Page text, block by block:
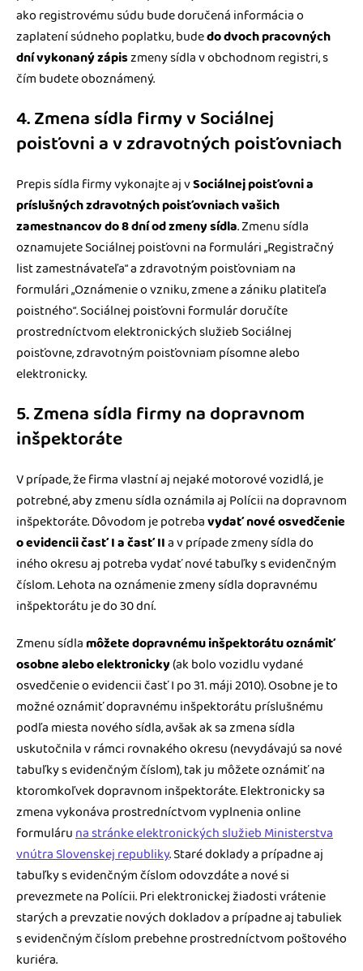
ako registrovému súdu bude doručená informácia o
zaplatení súdneho poplatku, budedo dvoch pracovných
dní vykonaný zápiszmeny sídla v obchodnom registri, s
čím budete oboznámený.
4. Zmena sídla firmy v Sociálnej
poisťovni a v zdravotných poisťovniach
Prepis sídla firmy vykonajte aj vSociálnej poisťovni a
príslušných zdravotných poisťovniach vašich
zamestnancov do 8 dní od zmeny sídla. Zmenu sídla
oznamujete Sociálnej poisťovni na formulári „Registračný
list zamestnávateľa“ a zdravotným poisťovniam na
formulári „Oznámenie o vzniku, zmene a zániku platiteľa
poistného“. Sociálnej poisťovni formulár doručíte
prostredníctvom elektronických služieb Sociálnej
poisťovne, zdravotným poisťovniam písomne alebo
elektronicky.
5. Zmena sídla firmy na dopravnom
inšpektoráte
V prípade, že firma vlastní aj nejaké motorové vozidlá, je
potrebné, aby zmenu sídla oznámila aj Polícii na dopravnom
inšpektoráte. Dôvodom je potrebavydať nové osvedčenie
o evidencii časť I a časť IIa v prípade zmeny sídla do
iného okresu aj potreba vydať nové tabuľky s evidenčným
číslom. Lehota na oznámenie zmeny sídla dopravnému
inšpektorátu je do 30 dní.
Zmenu sídlamôžete dopravnému inšpektorátu oznámiť
osobne alebo elektronicky(ak bolo vozidlu vydané
osvedčenie o evidencii časť I po 31. máji 2010). Osobne je to
možné oznámiť dopravnému inšpektorátu príslušnému
podľa miesta nového sídla, avšak ak sa zmena sídla
uskutočnila v rámci rovnakého okresu (nevydávajú sa nové
tabuľky s evidenčným číslom), tak ju môžete oznámiť na
ktoromkoľvek dopravnom inšpektoráte. Elektronicky sa
zmena vykonáva prostredníctvom vyplnenia online
formuláruna stránke elektronických služieb Ministerstva
vnútra Slovenskej republiky. Staré doklady a prípadne aj
tabuľky s evidenčným číslom odovzdáte a nové si
prevezmete na Polícii. Pri elektronickej žiadosti vrátenie
starých a prevzatie nových dokladov a prípadne aj tabuliek
s evidenčným číslom prebehne prostredníctvom poštového
kuriéra.